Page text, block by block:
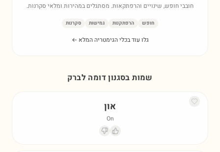
חובבי חופש, שינויים והרפתקאות. מסתגלים במהירות ומלאי סקרנות.
חופש הרפתקנות גמישות סקרנות
גלו עוד בכלי הגימטריה המלא ←
שמות בסגנון דומה לברק
און
On